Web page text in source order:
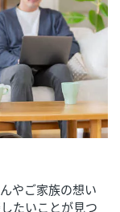
やご家族の想い
たいことが見つ